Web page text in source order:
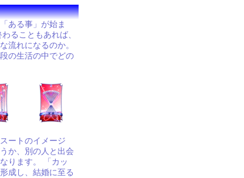
ある事」が始ま
ることもあれば、
流れになるのか。
の生活の中でどの
ートのイメージ
か、別の人と出会
ります。 「カッ
成し、結婚に至る